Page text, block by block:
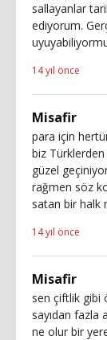
sallayanlar
ediyorum.
14 yıl önce
Misafir
para için
biz
güzel
rağmen söz
satan bir halk
14 yıl önce
Misafir
sen çiftlik gibi
sayıdan fazla
ne olur bir